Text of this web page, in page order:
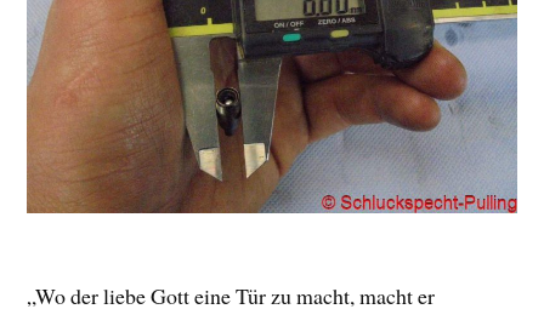
„Wo der liebe Gott eine Tür zu macht, macht er